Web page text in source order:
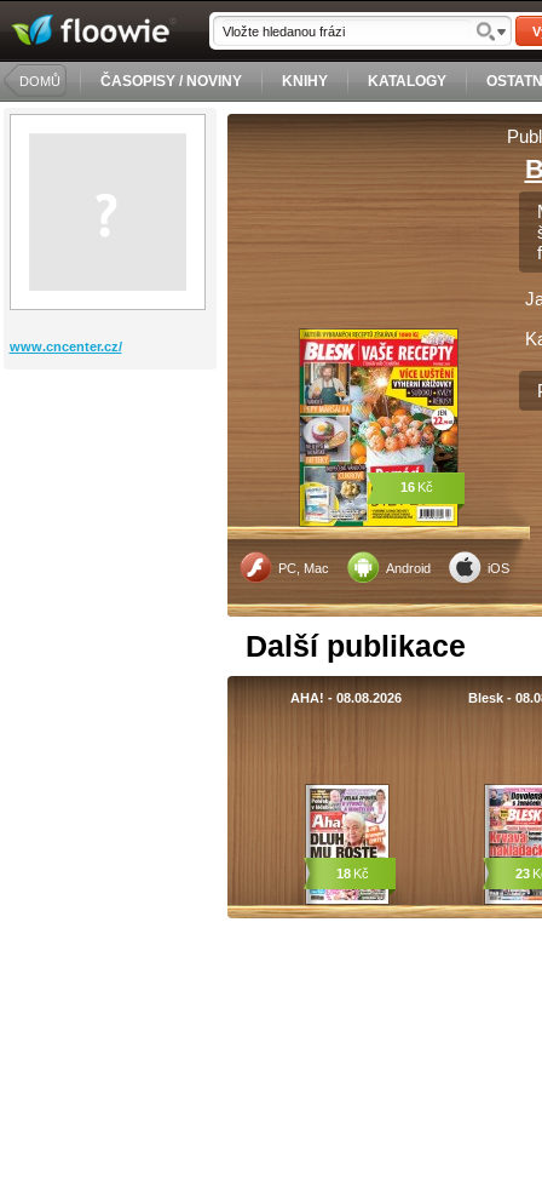
DOMŮ ČASOPISY / NOVINY KNIHY KATALOGY
www.cncenter.cz/
PC, Mac Android iOS
16Kč
Další publikace
AHA! - 08.08.2026
18 Kč
Blesk -
23